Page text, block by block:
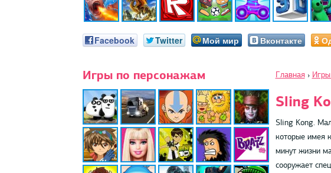
Facebook Twitter Мой мир Вконтакте
Игры по персонажам Главная ›
Sling
Sling Kong.
которые имея
минут жизни
сооружает